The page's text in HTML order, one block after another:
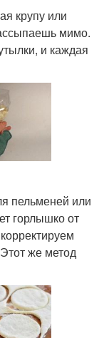
крупу или
мимо.
и каждая
пельменей или
горлышко от
же метод